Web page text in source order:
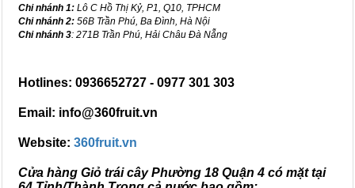
Chi nhánh 1: Lô C Hồ Thị Kỷ, P1, Q10, TPHCM
Chi nhánh 2: 56B Trần Phú, Ba Đình, Hà Nội
Chi nhánh 3: 271B Trần Phú, Hải Châu Đà Nẵng
Hotlines: 0936652727 - 0977 301 303
Email: info@360fruit.vn
Website: 360fruit.vn
Cửa hàng Giỏ trái cây Phường 18 Quận 4 có mặt tại